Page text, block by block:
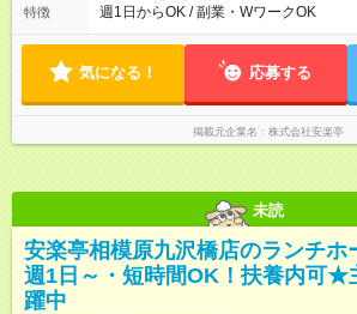
トは自己申告制だから私生活優先で
して短時間」など希望に合わせて働け
特徴 週1日からOK / 副業・WワークOK
気になる！ 応募する
掲載元企業名 株式会社安楽亭
未読
安楽亭相模原九沢橋店のランチホ
週1日～・短時間OK！扶養内可★
躍中